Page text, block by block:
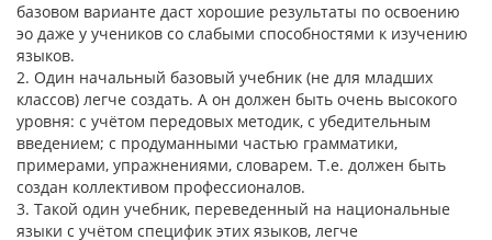
базовом варианте даст хорошие результаты по освоению
эо даже у учеников со слабыми способностями к изучению
языков.
2. Один начальный базовый учебник (не для младших
классов) легче создать. А он должен быть очень высокого
уровня: с учётом передовых методик, с убедительным
введением; с продуманными частью грамматики,
примерами, упражнениями, словарем. Т.е. должен быть
создан коллективом профессионалов.
3. Такой один учебник, переведенный на национальные
языки с учётом специфик этих языков, легче